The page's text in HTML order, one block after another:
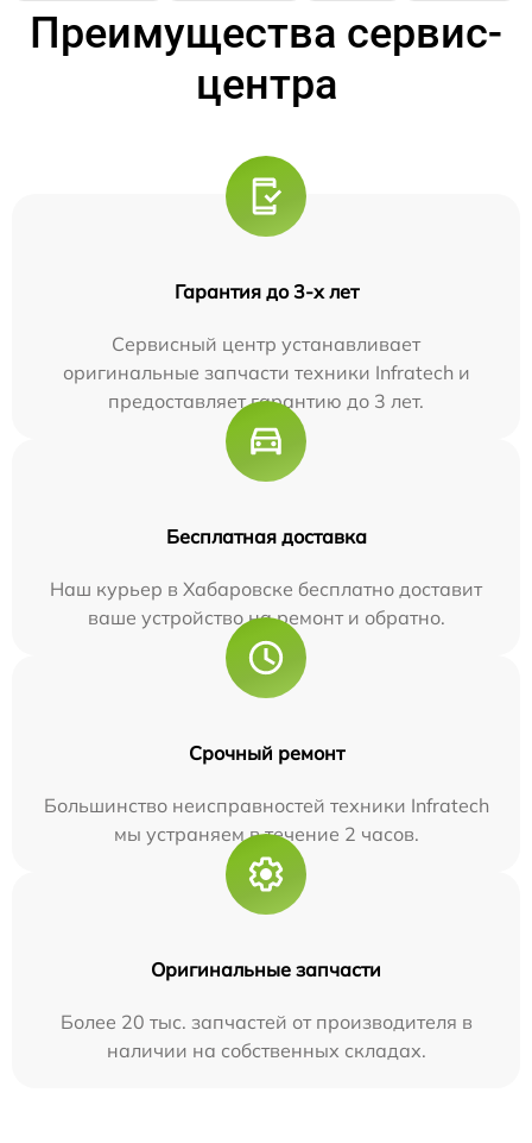
Преимущества сервис-
центра
Гарантия до 3-х лет
Сервисный центр устанавливает
оригинальные запчасти техники Infratech и
предоставляет гарантию до 3 лет.
Бесплатная доставка
Наш курьер в Хабаровске бесплатно доставит
ваше устройство на ремонт и обратно.
Срочный ремонт
Большинство неисправностей техники Infratech
мы устраняем в течение 2 часов.
Оригинальные запчасти
Более 20 тыс. запчастей от производителя в
наличии на собственных складах.